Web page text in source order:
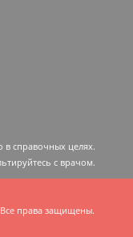
в справочных целях.
c врачом.
права защищены.